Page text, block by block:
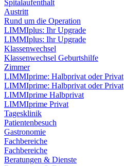
Spitalaufenthalt
Austritt
Rund um die Operation
LIMMIplus: Ihr Upgrade
LIMMIplus: Ihr Upgrade
Klassenwechsel
Klassenwechsel Geburtshilfe
Zimmer
LIMMIprime: Halbprivat oder Privat
LIMMIprime: Halbprivat oder Privat
LIMMIprime Halbprivat
LIMMIprime Privat
Tagesklinik
Patientenbesuch
Gastronomie
Fachbereiche
Fachbereiche
Beratungen & Dienste